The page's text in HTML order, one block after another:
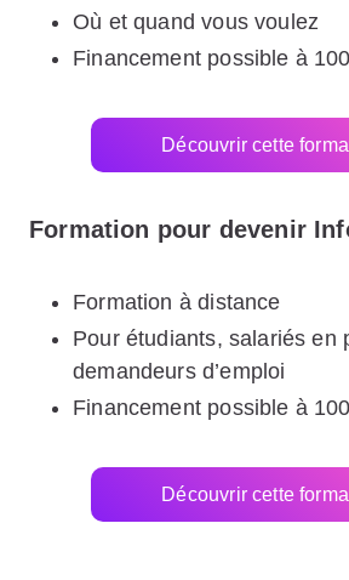
Où et quand vous voulez
Financement possible à
Découvrir cette
Formation pour devenir
Formation à distance
Pour étudiants, salariés en
demandeurs d’emploi
Financement possible à
Découvrir cette